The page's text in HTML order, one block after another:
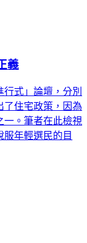
義
式」論壇，分別
了住宅政策，因為
一。筆者在此檢視
服年輕選民的目